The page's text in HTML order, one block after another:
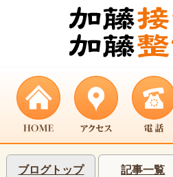
ブログトップ 記事一覧